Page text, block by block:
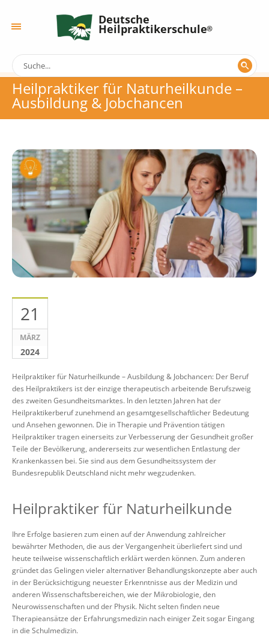
Deutsche
Heilpraktikerschule
Heilpraktiker für Naturheilkunde –
Ausbildung & Jobchancen
21
MÄRZ
2024
Heilpraktiker für Naturheilkunde – Ausbildung & Jobchancen: Der Beruf
des Heilpraktikers ist der einzige therapeutisch arbeitende Berufszweig
des zweiten Gesundheitsmarktes. In den letzten Jahren hat der
Heilpraktikerberuf zunehmend an gesamtgesellschaftlicher Bedeutung
und Ansehen gewonnen. Die in Therapie und Prävention tätigen
Heilpraktiker tragen einerseits zur Verbesserung der Gesundheit großer
Teile der Bevölkerung, andererseits zur wesentlichen Entlastung der
Krankenkassen bei. Sie sind aus dem Gesundheitssystem der
Bundesrepublik Deutschland nicht mehr wegzudenken.
Heilpraktiker für Naturheilkunde
Ihre Erfolge basieren zum einen auf der Anwendung zahlreicher
bewährter Methoden, die aus der Vergangenheit überliefert sind und
heute teilweise wissenschaftlich erklärt werden können. Zum anderen
gründet das Gelingen vieler alternativer Behandlungskonzepte aber auch
in der Berücksichtigung neuester Erkenntnisse aus der Medizin und
anderen Wissenschaftsbereichen, wie der Mikrobiologie, den
Neurowissenschaften und der Physik. Nicht selten finden neue
Therapieansätze der Erfahrungsmedizin nach einiger Zeit sogar Eingang
in die Schulmedizin.